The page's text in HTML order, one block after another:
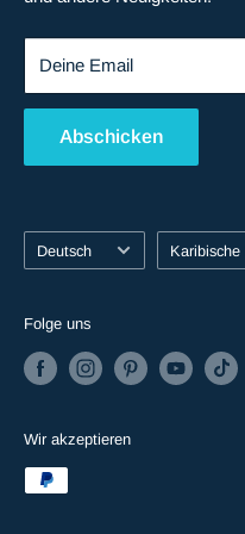
Deine Email
Abschicken
Sprache
Deutsch Land/Region
Folge uns
Wir akzeptieren